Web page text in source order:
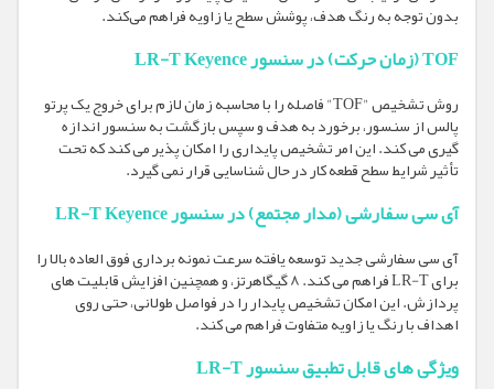
بدون توجه به رنگ هدف، پوشش سطح یا زاویه فراهم می‌کند.
TOF (زمان حرکت) در سنسور LR-T Keyence
روش تشخیص "TOF" فاصله را با محاسبه زمان لازم برای خروج یک پرتو
پالس از سنسور، برخورد به هدف و سپس بازگشت به سنسور اندازه
گیری می کند. این امر تشخیص پایداری را امکان پذیر می کند که تحت
تأثیر شرایط سطح قطعه کار در حال شناسایی قرار نمی گیرد.
آی سی سفارشی (مدار مجتمع) در سنسور LR-T Keyence
آی سی سفارشی جدید توسعه یافته سرعت نمونه برداری فوق العاده بالا را
برای LR-T فراهم می کند. 8 گیگاهرتز، و همچنین افزایش قابلیت های
پردازش. این امکان تشخیص پایدار را در فواصل طولانی، حتی روی
اهداف با رنگ یا زاویه متفاوت فراهم می کند.
ویژگی های قابل تطبیق سنسور LR-T